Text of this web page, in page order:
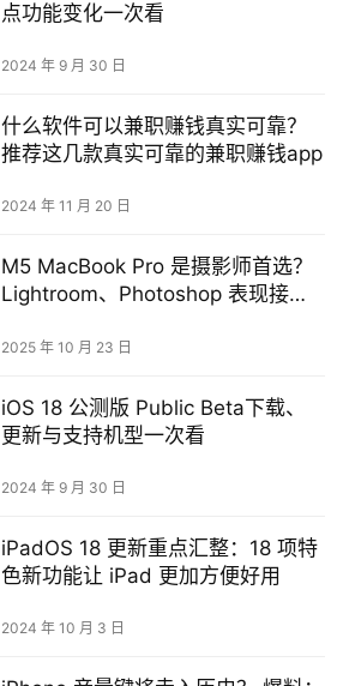
点功能变化一次看
2024 年 9 月 30 日
什么软件可以兼职赚钱真实可靠？
推荐这几款真实可靠的兼职赚钱app
2024 年 11 月 20 日
M5 MacBook Pro 是摄影师首选？
Lightroom、Photoshop 表现接近
2025 年 10 月 23 日
iOS 18 公测版 Public Beta下载、
更新与支持机型一次看
2024 年 9 月 30 日
iPadOS 18 更新重点汇整：18 项特
色新功能让 iPad 更加方便好用
2024 年 10 月 3 日